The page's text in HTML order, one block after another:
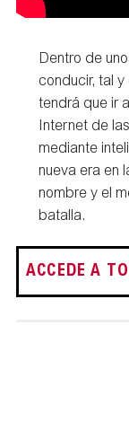
Dentro de
conducir, tal
tendrá que ir
Internet de
mediante
nueva era en
nombre y el
batalla.
ACCEDE A